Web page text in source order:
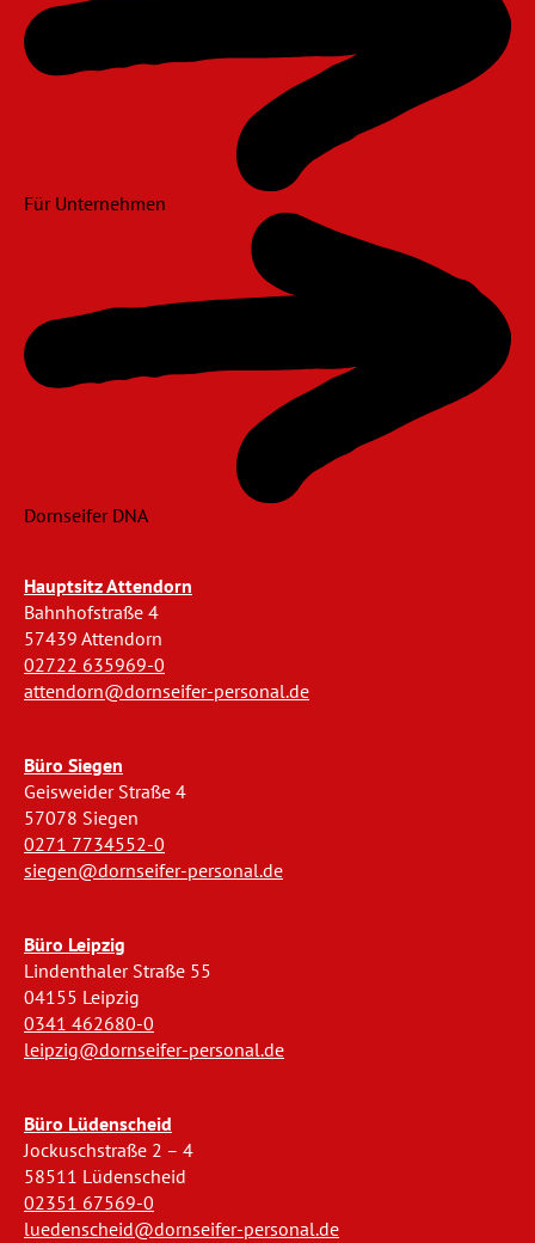
Für Unternehmen
Dornseifer DNA
Hauptsitz Attendorn
Bahnhofstraße 4
57439 Attendorn
02722 635969-0
attendorn@dornseifer-personal.de
Büro Siegen
Geisweider Straße 4
57078 Siegen
0271 7734552-0
siegen@dornseifer-personal.de
Büro Leipzig
Lindenthaler Straße 55
04155 Leipzig
0341 462680-0
leipzig@dornseifer-personal.de
Büro Lüdenscheid
Jockuschstraße 2 – 4
58511 Lüdenscheid
02351 67569-0
luedenscheid@dornseifer-personal.de